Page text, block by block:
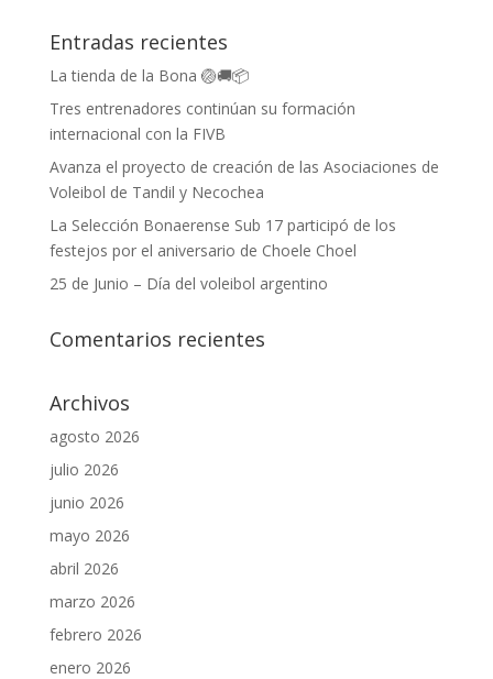
Entradas recientes
La tienda de la Bona 🏐🚚📦
Tres entrenadores continúan su formación
internacional con la FIVB
Avanza el proyecto de creación de las Asociaciones de
Voleibol de Tandil y Necochea
La Selección Bonaerense Sub 17 participó de los
festejos por el aniversario de Choele Choel
25 de Junio – Día del voleibol argentino
Comentarios recientes
Archivos
agosto 2026
julio 2026
junio 2026
mayo 2026
abril 2026
marzo 2026
febrero 2026
enero 2026